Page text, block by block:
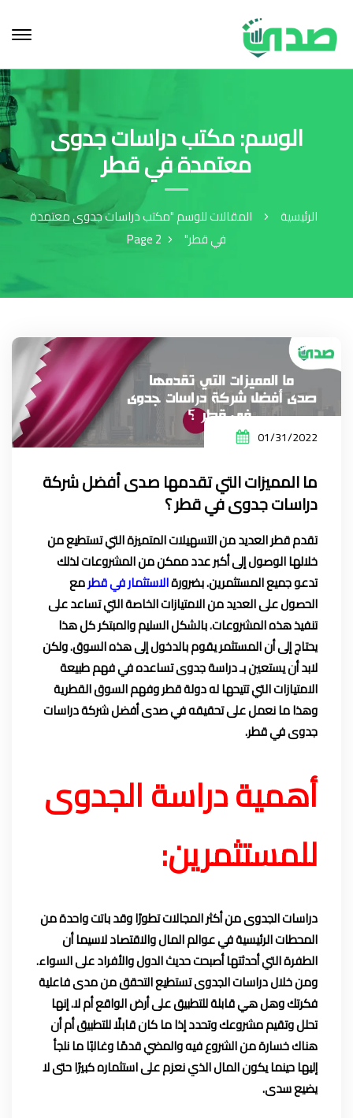
الوسم: مكتب دراسات جدوى
معتمدة في قطر
الرئيسية
المقالات للوسم "مكتب دراسات جدوى معتمدة
في قطر"
Page 2
01/31/2022
ما المميزات التي تقدمها صدى أفضل شركة
دراسات جدوى في قطر ؟
تقدم قطر العديد من التسهيلات المتميزة التي تستطيع من
خلالها الوصول إلى أكبر عدد ممكن من المشروعات لذلك
تدعو جميع المستثمرين. بضرورةالاستثمار في قطرمع
الحصول على العديد من الامتيازات الخاصة التي تساعد على
تنفيذ هذه المشروعات. بالشكل السليم والمبتكر كل هذا
يحتاج إلى أن المستثمر يقوم بالدخول إلى هذه السوق. ولكن
لابد أن يستعين بـ دراسة جدوى تساعده في فهم طبيعة
الامتيازات التي تتيحها له دولة قطر وفهم السوق القطرية
وهذا ما نعمل على تحقيقه في صدى أفضل شركة دراسات
جدوى في قطر.
أهمية دراسة الجدوى
للمستثمرين:
دراسات الجدوى من أكثر المجالات تطورًا وقد باتت واحدة من
المحطات الرئيسية في عوالم المال والاقتصاد لاسيما أن
الطفرة التي أحدثتها أصبحت حديث الدول والأفراد على السواء.
ومن خلال دراسات الجدوى تستطيع التحقق من مدى فاعلية
فكرتك وهل هي قابلة للتطبيق على أرض الواقع أم لا. إنها
تحلل وتقيم مشروعك وتحدد إذا ما كان قابلًا للتطبيق أم أن
هناك خسارة من الشروع فيه والمضي قدمًا وغالبًا ما نلجأ
إليها حينما يكون المال الذي نعزم على استثماره كبيرًا حتى لا
يضيع سدى.